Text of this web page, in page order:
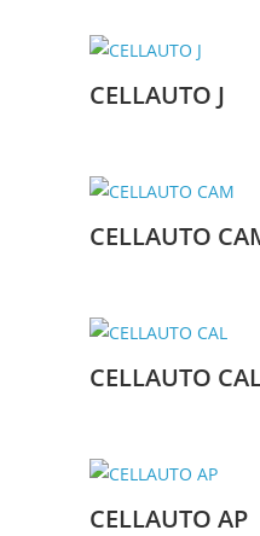
CELLAUTO J
CELLAUTO
CELLAUTO
CELLAUTO AP